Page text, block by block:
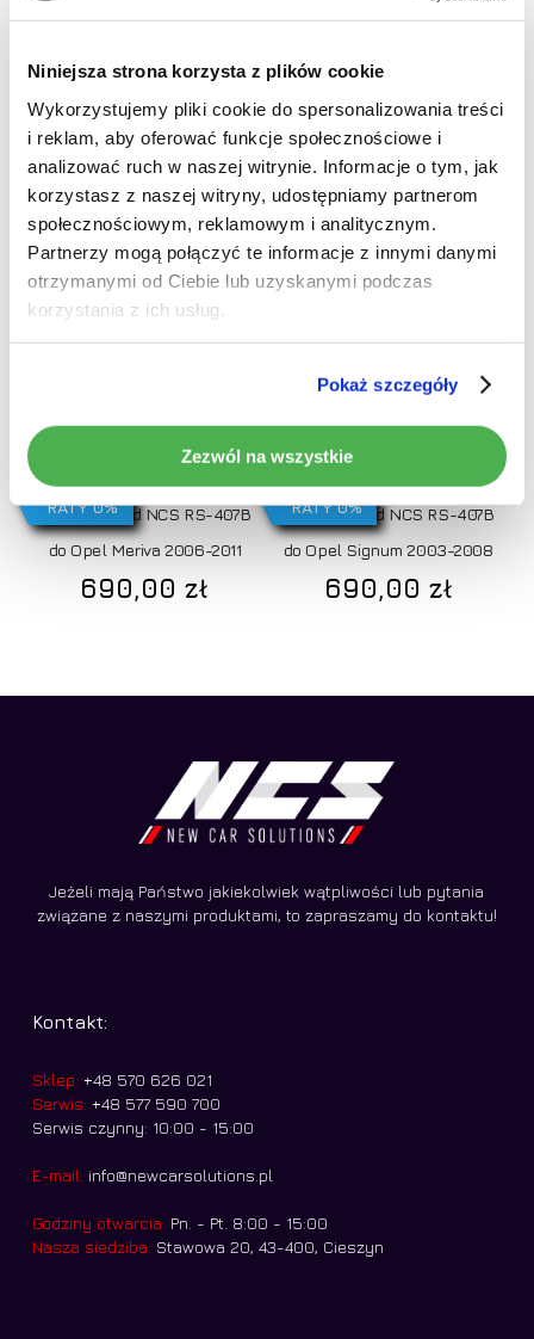
Niniejsza strona korzysta z plików cookie
Wykorzystujemy pliki cookie do spersonalizowania treści
i reklam, aby oferować funkcje społecznościowe i
analizować ruch w naszej witrynie. Informacje o tym, jak
korzystasz z naszej witryny, udostępniamy partnerom
społecznościowym, reklamowym i analitycznym.
Partnerzy mogą połączyć te informacje z innymi danymi
otrzymanymi od Ciebie lub uzyskanymi podczas
korzystania z ich usług.
Pokaż szczegóły
Zezwól na wszystkie
Brak produktów w koszyku.
Idź do sklepu
RATY 0%
do Opel Vectra C 2002-
2008
690,00zł
do Opel Zafira B 2005-2014
690,00zł
RATY 0%
Dodaj do koszyka
Radio Android NCS RS-407B
do Opel Meriva 2006-2011
690,00zł
RATY 0%
Dodaj do koszyka
Radio Android NCS RS-407B
do Opel Signum 2003-2008
690,00 zł
Jeżeli mają Państwo jakiekolwiek wątpliwości lub pytania
związane z naszymi produktami, to zapraszamy do kontaktu!
Kontakt:
Sklep: +48 570 626 021
Serwis: +48 577 590 700
Serwis czynny: 10:00 - 15:00
E-mail: info@newcarsolutions.pl
Godziny otwarcia: Pn. - Pt. 8:00 - 15:00
Nasza siedziba: Stawowa 20, 43-400, Cieszyn